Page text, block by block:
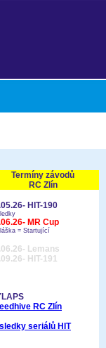
Termíny závodů
RC Zlín
- HIT-190
- MR Cup
= Startující
- Lemans
- HIT-191
RC Zlín
seriálů HIT